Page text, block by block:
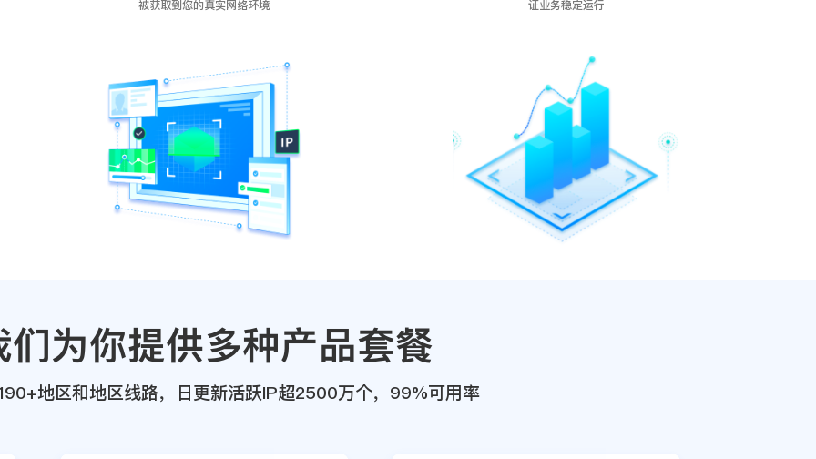
被获取到您的真实网络环境
证业务稳定运行
们为你提供多种产品套餐
地区和地区线路，日更新活跃IP超2500万个，99%可用率